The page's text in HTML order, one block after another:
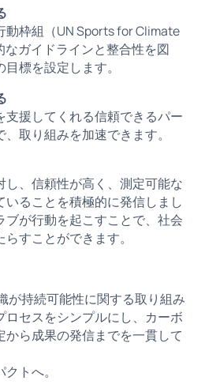
動枠組（UN Sports for Climate
ガイドラインと整合性を図
標を設定します。
援してくれる信頼できるパー
取り組みを加速できます。
し、信頼性が高く、測定可能な
ることを積極的に発信しまし
ブが行動を起こすことで、社会
すことができます。
が持続可能性に関する取り組み
ロセスをシンプルにし、カーボ
から成果の発信までを一貫して
トへ。